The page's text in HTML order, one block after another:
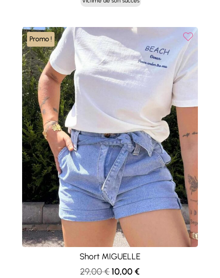
initial
43,00 €.
actuel
Promo !
Short MIGUELLE
29,00€ Le
10,00€Le